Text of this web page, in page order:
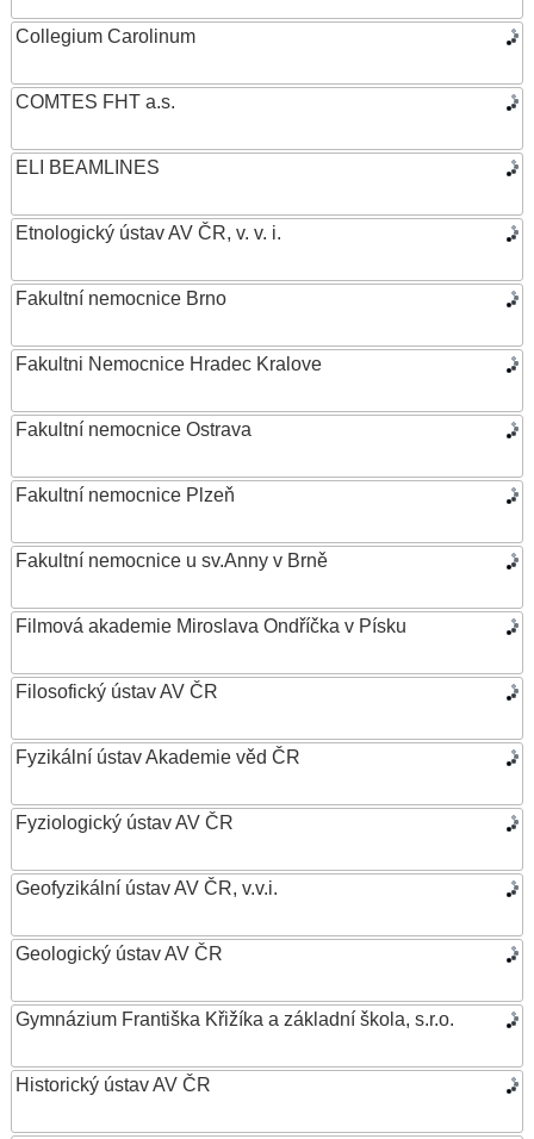
Collegium Carolinum
COMTES FHT a.s.
ELI BEAMLINES
Etnologický ústav AV ČR, v. v. i.
Fakultní nemocnice Brno
Fakultni Nemocnice Hradec Kralove
Fakultní nemocnice Ostrava
Fakultní nemocnice Plzeň
Fakultní nemocnice u sv.Anny v Brně
Filmová akademie Miroslava Ondříčka v Písku
Filosofický ústav AV ČR
Fyzikální ústav Akademie věd ČR
Fyziologický ústav AV ČR
Geofyzikální ústav AV ČR, v.v.i.
Geologický ústav AV ČR
Gymnázium Františka Křižíka a základní škola, s.r.o.
Historický ústav AV ČR